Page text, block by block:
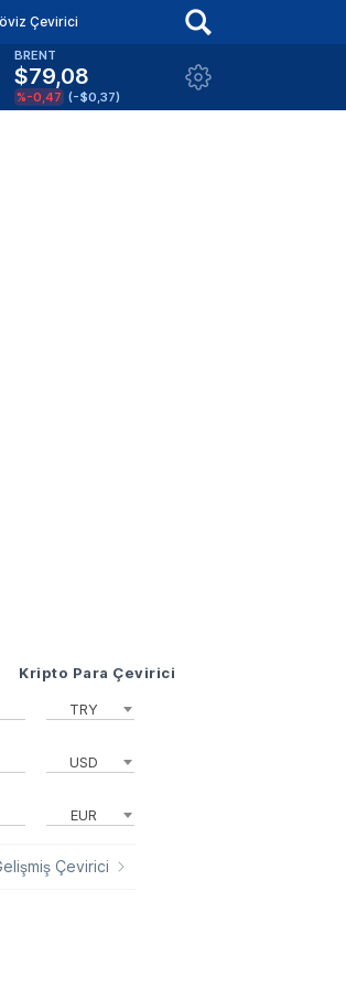
Çevirici
BRENT
$79,08
%-0,47 (-$0,37)
Kripto Para Çevirici
TRY
USD
EUR
Çevirici